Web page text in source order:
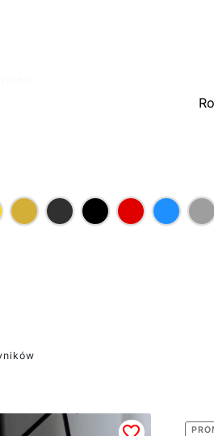
punktowe, okolicznościowe, a
często wykorzystywane są
się na kinkiety